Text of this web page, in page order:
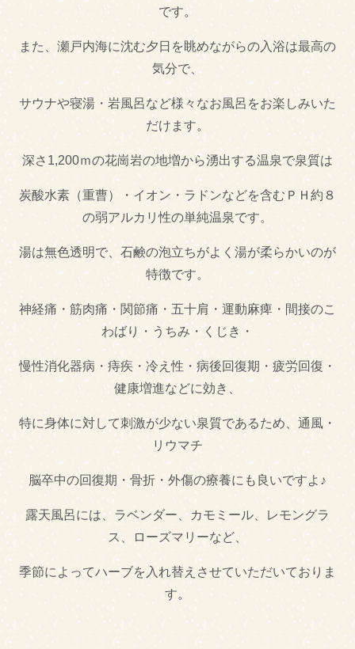
です。
また、瀬戸内海に沈む夕日を眺めながらの入浴は最高の
気分で、
サウナや寝湯・岩風呂など様々なお風呂をお楽しみいた
だけます。
深さ1,200ｍの花崗岩の地増から湧出する温泉で泉質は
炭酸水素（重曹）・イオン・ラドンなどを含むＰＨ約８
の弱アルカリ性の単純温泉です。
湯は無色透明で、石鹸の泡立ちがよく湯が柔らかいのが
特徴です。
神経痛・筋肉痛・関節痛・五十肩・運動麻痺・間接のこ
わばり・うちみ・くじき・
慢性消化器病・痔疾・冷え性・病後回復期・疲労回復・
健康増進などに効き、
特に身体に対して刺激が少ない泉質であるため、通風・
リウマチ
脳卒中の回復期・骨折・外傷の療養にも良いですよ♪
露天風呂には、ラベンダー、カモミール、レモングラ
ス、ローズマリーなど、
季節によってハーブを入れ替えさせていただいておりま
す。
チューリップ
観光カテゴリー
自然景観・絶景
レジャー・体験
エンタメ・アミュー
ズメント
レンタルサイクル キャンプ場・BBQ
動物ふれあい グランピング
史跡・寺社仏閣 スポーツ・ゴルフ
海水浴場 温泉・足湯